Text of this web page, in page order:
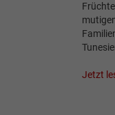
Jetzt